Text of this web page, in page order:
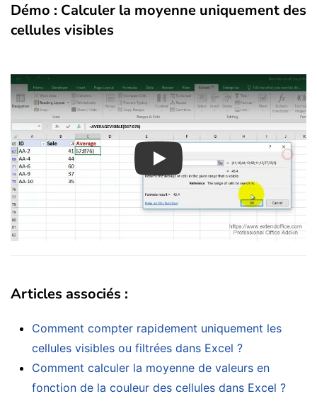
Démo : Calculer la moyenne uniquement des
cellules visibles
Play
Articles associés :
Comment compter rapidement uniquement les
cellules visibles ou filtrées dans Excel ?
Comment calculer la moyenne de valeurs en
fonction de la couleur des cellules dans Excel ?